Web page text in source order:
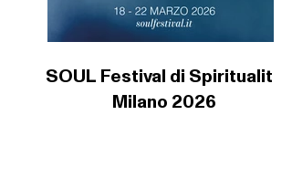
SOUL Festival di Spiritualità
Milano 2026